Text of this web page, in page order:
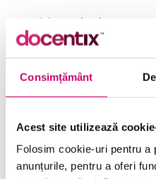
Consimțământ
Acest site utilizează
Folosim cookie-uri pentru a
anunțurile, pentru a oferi
Practici standard pentru
27 minute Toate Nivelele
Vezi Detalii